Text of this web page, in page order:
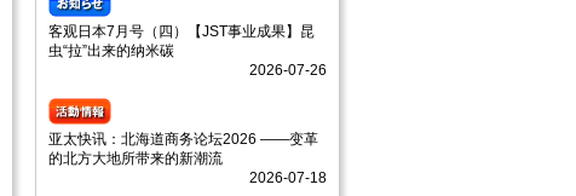
客观日本7月号（四）【JST事业成果】昆
虫“拉”出来的纳米碳
2026-07-26
亚太快讯：北海道商务论坛2026 ——变革
的北方大地所带来的新潮流
2026-07-18